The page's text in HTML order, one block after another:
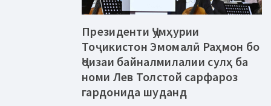
Президенти Ҷумҳурии
Тоҷикистон Эмомалӣ Раҳмон бо
Ҷоизаи байналмилалии сулҳ ба
номи Лев Толстой сарфароз
гардонида шуданд